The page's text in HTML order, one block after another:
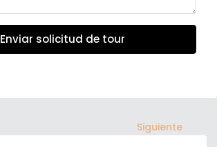
Enviar solicitud de tour
Siguiente